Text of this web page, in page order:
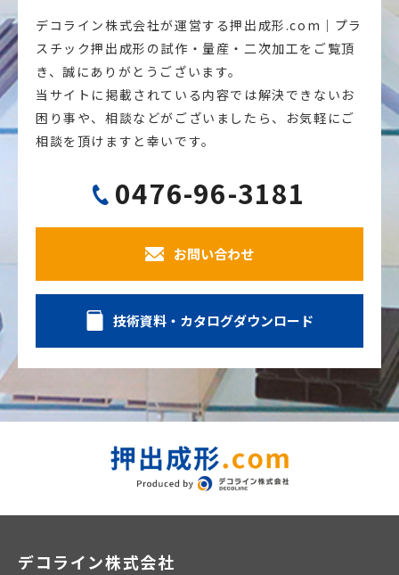
デコライン株式会社が運営する押出成形.com｜プラ
スチック押出成形の試作・量産・二次加工をご覧頂
き、誠にありがとうございます。
当サイトに掲載されている内容では解決できないお
困り事や、相談などがございましたら、お気軽にご
相談を頂けますと幸いです。
0476-96-3181
お問い合わせ
技術資料・カタログダウンロード
デコライン株式会社